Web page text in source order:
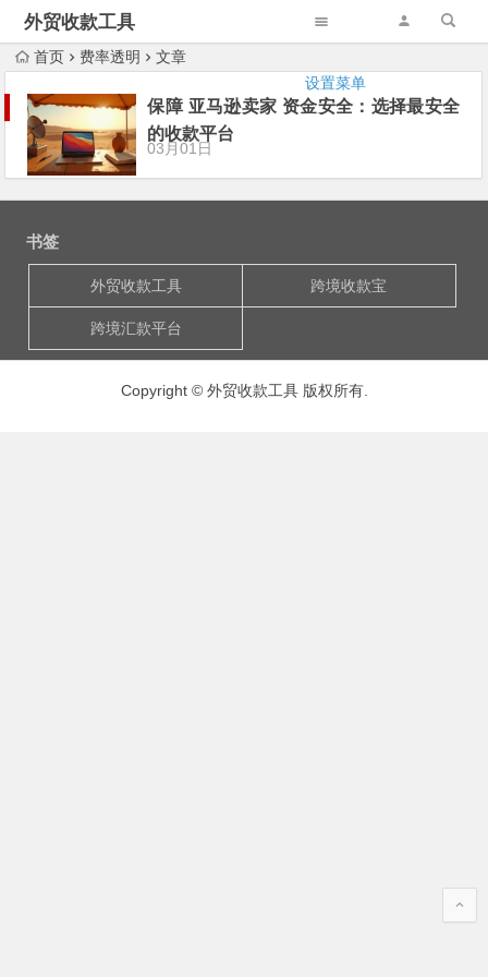
外贸收款工具
设置菜单
首页 费率透明 文章
保障 亚马逊卖家 资金安全：选择最安全
的收款平台
03月01日
书签
外贸收款工具 跨境收款宝
跨境汇款平台
Copyright © 外贸收款工具 版权所有.